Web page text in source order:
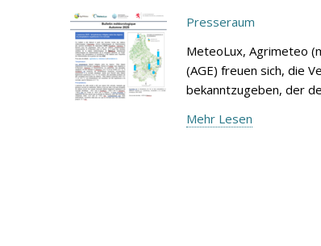
Presseraum
MeteoLux, Agrimeteo
(AGE) freuen sich, die
bekanntzugeben, der
Mehr Lesen